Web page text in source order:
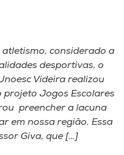
considerado a
desportivas, o
Videira realizou
​p​rojeto Jogos Escolares
preencher a lacuna
em nossa ​região. Es​s​a
Giva​,​ que […]